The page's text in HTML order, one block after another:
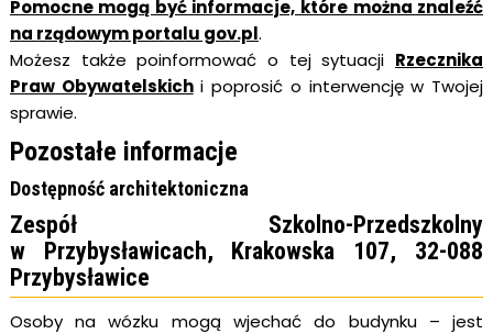
Pomocne mogą być informacje, które można znaleźć
na rządowym portalu gov.pl.
Możesz także poinformować o tej sytuacji Rzecznika
Praw Obywatelskichi poprosić o interwencję w Twojej
sprawie.
Pozostałe informacje
Dostępność architektoniczna
Zespół Szkolno-Przedszkolny
w Przybysławicach, Krakowska 107, 32-088
Przybysławice
Osoby na wózku mogą wjechać do budynku – jest